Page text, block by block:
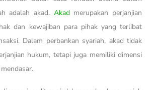
adalah akad. Akadmerupakan perjanjian
dan kewajiban para pihak yang terlibat
Dalam perbankan syariah, akad tidak
hukum, tetapi juga memiliki dimensi